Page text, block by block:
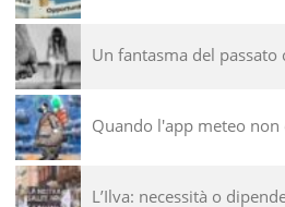
Un fantasma del passato
Quando l'app meteo
L’Ilva: necessità o